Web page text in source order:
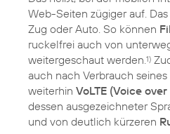
Web-Seiten zügiger auf.
Zug oder Auto. So können
ruckelfrei auch von
weitergeschaut werden. 1)
auch nach Verbrauch
weiterhin VoLTE (Voice over
dessen ausgezeichneter
und von deutlich kürzeren